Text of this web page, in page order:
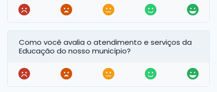
Como você avalia o atendimento e serviços da
Educação do nosso município?